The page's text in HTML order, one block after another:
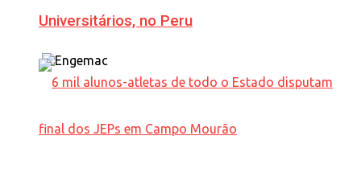
Universitários, no Peru